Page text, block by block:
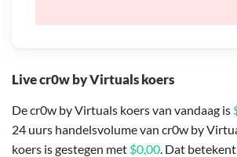
Live cr0w by Virtuals koers
De cr0w by Virtuals koers van vandaag is
24 uurs handelsvolume van cr0w by
koers is gestegen met $0,00. Dat